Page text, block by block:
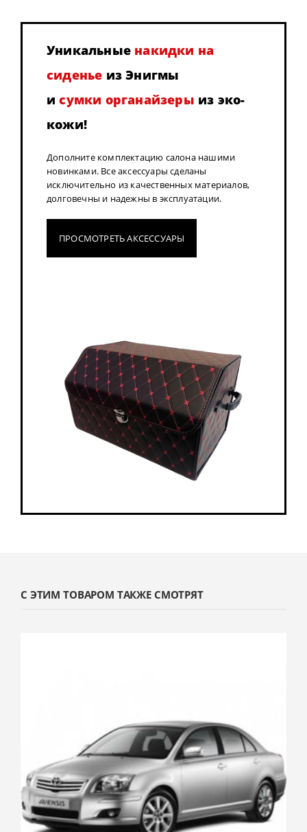
Уникальные накидки на
сиденье из Энигмы
исумки органайзеры из эко-
кожи!
Дополните комплектацию салона нашими
новинками. Все аксессуары сделаны
исключительно из качественных материалов,
долговечны и надежны в эксплуатации.
ПРОСМОТРЕТЬ АКСЕССУАРЫ
С ЭТИМ ТОВАРОМ ТАКЖЕ СМОТРЯТ